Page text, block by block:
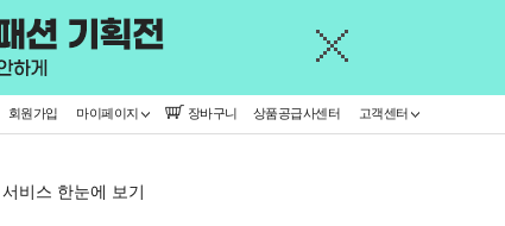
회원가입 마이페이지 장바구니 상품공급사센터 고객센터
서비스 한눈에 보기